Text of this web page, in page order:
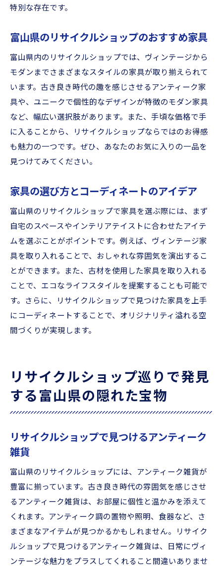
富山県のリサイクルショップで手に入れる
リサイクルショップで古着を楽しむ方法
富山の古着ショップおすすめコース
おしゃれな古着を見つけるコツ
リサイクルショップで楽しむファッション
アイテム
個性的なインテリアアイデア
の高い家具
富山県のリサイクルショップで探すユニー
クなインテリア
リサイクルショップで楽しむインテリアコ
ーディネート
エコでおしゃれなインテリアの作り方
富山県のリサイクルショップで見つける珍
しいインテリア
富山県内のリサイクルショップで掘り出し物を
見つける方法
富山県のリサイクルショップで探すお得な
アイテム
リサイクルショップで見つける珍しい商品
お買い得なアイテムの見つけ方
リサイクルショップ巡りで富山県の魅力を再発
リサイクルショップ巡りの魅力
富山県のリサイクルショップで見つける新
たな発見
リサイクルショップを通じて感じる富山県
特別な存在です。
富山県のリサイクルショップのおすすめ家具
富山県内のリサイクルショップでは、ヴィンテージから
モダンまでさまざまなスタイルの家具が取り揃えられて
います。古き良き時代の趣を感じさせるアンティーク家
具や、ユニークで個性的なデザインが特徴のモダン家具
など、幅広い選択肢があります。また、手頃な価格で手
に入ることから、リサイクルショップならではのお得感
も魅力の一つです。ぜひ、あなたのお気に入りの一品を
見つけてみてください。
家具の選び方とコーディネートのアイデア
富山県のリサイクルショップで家具を選ぶ際には、まず
自宅のスペースやインテリアテイストに合わせたアイテ
ムを選ぶことがポイントです。例えば、ヴィンテージ家
具を取り入れることで、おしゃれな雰囲気を演出するこ
とができます。また、古材を使用した家具を取り入れる
ことで、エコなライフスタイルを提案することも可能で
す。さらに、リサイクルショップで見つけた家具を上手
にコーディネートすることで、オリジナリティ溢れる空
間づくりが実現します。
リサイクルショップ巡りで発見
する富山県の隠れた宝物
リサイクルショップで見つけるアンティーク
雑貨
富山県のリサイクルショップには、アンティーク雑貨が
豊富に揃っています。古き良き時代の雰囲気を感じさせ
るアンティーク雑貨は、お部屋に個性と温かみを添えて
くれます。アンティーク調の置物や照明、食器など、さ
まざまなアイテムが見つかるかもしれません。リサイク
ルショップで見つけるアンティーク雑貨は、日常にヴィ
ンテージな魅力をプラスしてくれること間違いありませ